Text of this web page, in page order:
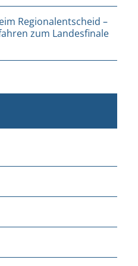
Regionalentscheid –
zum Landesfinale